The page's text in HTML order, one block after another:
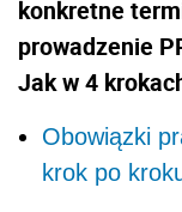
konkretne
prowadzenie
Jak w 4
Obowiązki
krok po